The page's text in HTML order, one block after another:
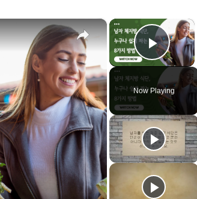
×
Play
Now Playing
×